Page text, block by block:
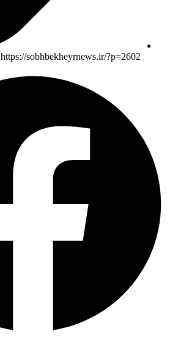
https://sobhbekheyrnews.ir/?p=2602